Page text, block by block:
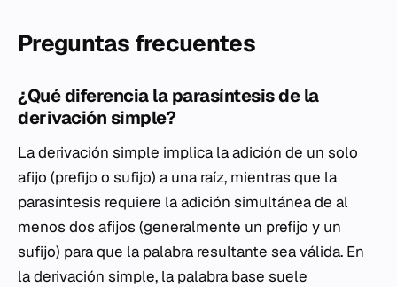
Preguntas frecuentes
¿Qué diferencia la parasíntesis de la
derivación simple?
La derivación simple implica la adición de un solo
afijo (prefijo o sufijo) a una raíz, mientras que la
parasíntesis requiere la adición simultánea de al
menos dos afijos (generalmente un prefijo y un
sufijo) para que la palabra resultante sea válida. En
la derivación simple, la palabra base suele